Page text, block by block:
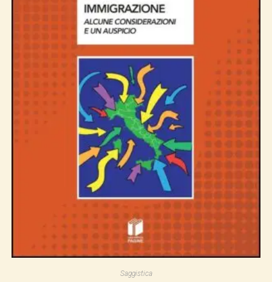
Saggistica